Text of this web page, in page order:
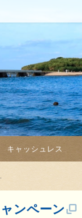
キャッシュレス
ンペーン